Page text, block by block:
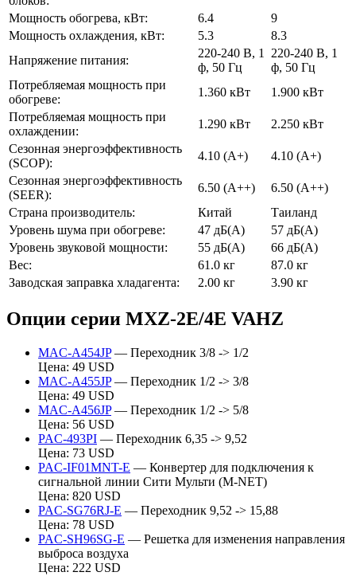
Мощность обогрева, кВт:
6.4
9
Мощность охлаждения, кВт:
5.3
8.3
Напряжение питания:
220-240 В, 1
ф, 50 Гц
220-240 В, 1
ф, 50 Гц
Потребляемая мощность при
обогреве:
1.360 кВт
1.900 кВт
Потребляемая мощность при
охлаждении:
1.290 кВт
2.250 кВт
Сезонная энергоэффективность
(SCOP):
4.10 (A+)
4.10 (A+)
Сезонная энергоэффективность
(SEER):
6.50 (A++)
6.50 (A++)
Страна производитель:
Китай
Таиланд
Уровень шума при обогреве:
47 дБ(А)
57 дБ(А)
Уровень звуковой мощности:
55 дБ(А)
66 дБ(А)
Вес:
61.0 кг
87.0 кг
Заводская заправка хладагента:
2.00 кг 3.90 кг
Опции серии MXZ-2E/4E VAHZ
MAC-A454JP— Переходник 3/8 -> 1/2
Цена: 49 USD
MAC-A455JP— Переходник 1/2 -> 3/8
Цена: 49 USD
MAC-A456JP— Переходник 1/2 -> 5/8
Цена: 56 USD
PAC-493PI — Переходник 6,35 -> 9,52
Цена: 73 USD
PAC-IF01MNT-E — Конвертер для подключения к
сигнальной линии Сити Мульти (M-NET)
Цена: 820 USD
PAC-SG76RJ-E — Переходник 9,52 -> 15,88
Цена: 78 USD
PAC-SH96SG-E — Решетка для изменения направления
выброса воздуха
Цена: 222 USD